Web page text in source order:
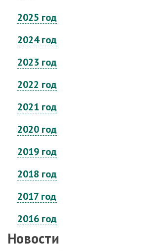
2025 год
2024 год
2023 год
2022 год
2021 год
2020 год
2019 год
2018 год
2017 год
2016 год
Новости